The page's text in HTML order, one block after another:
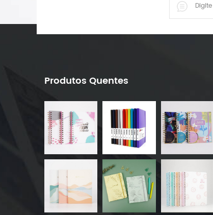
Produtos Quentes